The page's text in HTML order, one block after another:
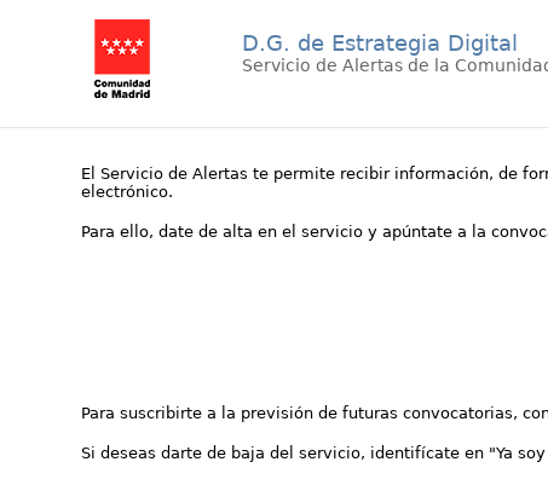
D.G. de Estrategia Digital
Servicio de Alertas de la
El Servicio de Alertas te permite recibir información, de
electrónico.
Para ello, date de alta en el servicio y apúntate a la
Para suscribirte a la previsión de futuras convocatorias,
Si deseas darte de baja del servicio, identifícate en "Ya